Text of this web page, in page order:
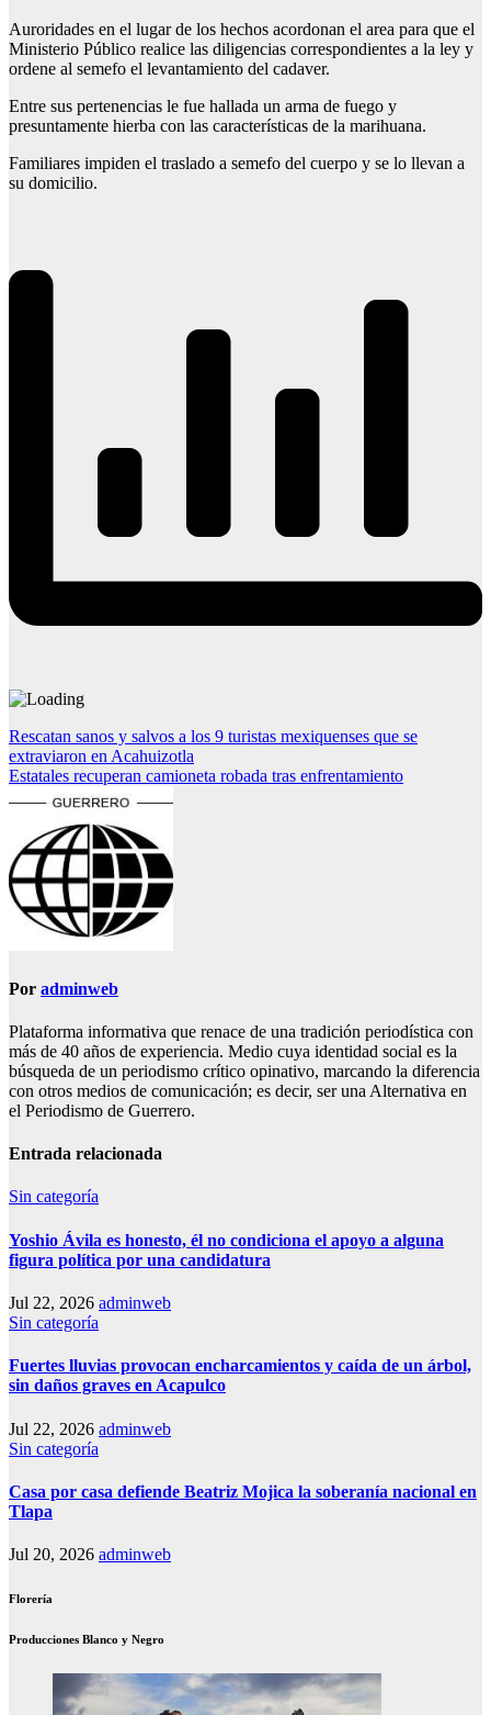
Auroridades en el lugar de los hechos acordonan el area para que el
Ministerio Público realice las diligencias correspondientes a la ley y
ordene al semefo el levantamiento del cadaver.
Entre sus pertenencias le fue hallada un arma de fuego y
presuntamente hierba con las características de la marihuana.
Familiares impiden el traslado a semefo del cuerpo y se lo llevan a
su domicilio.
Navegación
de
entradas
Rescatan sanos y salvos a los 9 turistas mexiquenses que se
extraviaron en Acahuizotla
Estatales recuperan camioneta robada tras enfrentamiento
Por adminweb
Plataforma informativa que renace de una tradición periodística con
más de 40 años de experiencia. Medio cuya identidad social es la
búsqueda de un periodismo crítico opinativo, marcando la diferencia
con otros medios de comunicación; es decir, ser una Alternativa en
el Periodismo de Guerrero.
Entrada relacionada
Sin categoría
Yoshio Ávila es honesto, él no condiciona el apoyo a alguna
figura política por una candidatura
Jul 22, 2026 adminweb
Sin categoría
Fuertes lluvias provocan encharcamientos y caída de un árbol,
sin daños graves en Acapulco
Jul 22, 2026 adminweb
Sin categoría
Casa por casa defiende Beatriz Mojica la soberanía nacional en
Tlapa
Jul 20, 2026 adminweb
Florería
Producciones Blanco y Negro